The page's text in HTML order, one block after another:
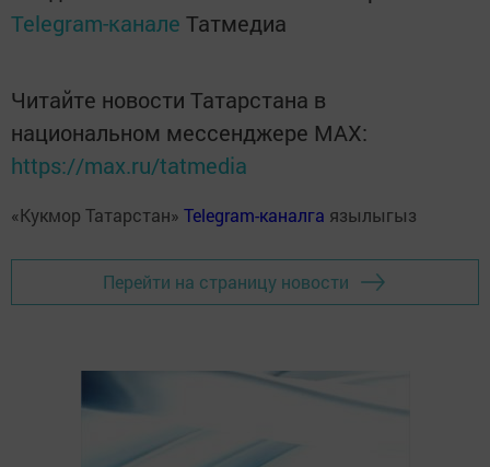
Telegram-канале Татмедиа
Читайте новости Татарстана в
национальном мессенджере MАХ:
https://max.ru/tatmedia
«Кукмор Татарстан» Telegram-каналга язылыгыз
Перейти на страницу новости